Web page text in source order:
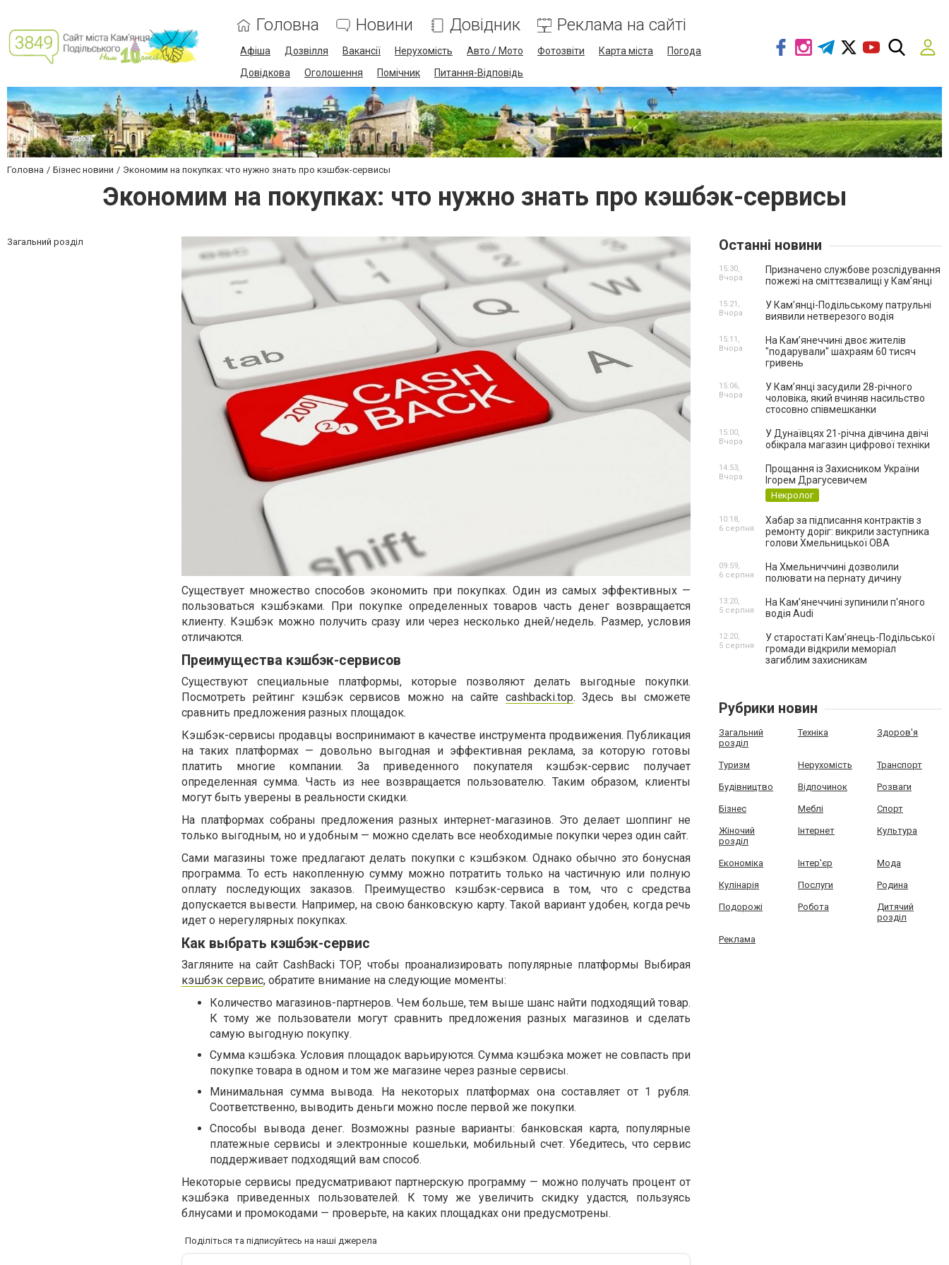
Головна Новини Довідник Реклама на сайті
Афіша Дозвілля Вакансії Нерухомість Авто / Мото Фотозвіти Карта міста
Погода
Довідкова
Оголошення Помічник Питання-Відповідь
Головна Бізнес новини Экономим на покупках: что нужно знать про кэшбэк-сервисы
Экономим на покупках: что нужно знать про кэшбэк-сервисы
Загальний розділ
Существует множество способов экономить при покупках. Один из самых эффективных —
пользоваться кэшбэками. При покупке определенных товаров часть денег возвращается
клиенту. Кэшбэк можно получить сразу или через несколько дней/недель. Размер, условия
отличаются.
Преимущества кэшбэк-сервисов
Существуют специальные платформы, которые позволяют делать выгодные покупки.
Посмотреть рейтинг кэшбэк сервисов можно на сайте cashbacki.top. Здесь вы сможете
сравнить предложения разных площадок.
Кэшбэк-сервисы продавцы воспринимают в качестве инструмента продвижения. Публикация
на таких платформах — довольно выгодная и эффективная реклама, за которую готовы
платить многие компании. За приведенного покупателя кэшбэк-сервис получает
определенная сумма. Часть из нее возвращается пользователю. Таким образом, клиенты
могут быть уверены в реальности скидки.
На платформах собраны предложения разных интернет-магазинов. Это делает шоппинг не
только выгодным, но и удобным — можно сделать все необходимые покупки через один сайт.
Сами магазины тоже предлагают делать покупки с кэшбэком. Однако обычно это бонусная
программа. То есть накопленную сумму можно потратить только на частичную или полную
оплату последующих заказов. Преимущество кэшбэк-сервиса в том, что с средства
допускается вывести. Например, на свою банковскую карту. Такой вариант удобен, когда речь
идет о нерегулярных покупках.
Как выбрать кэшбэк-сервис
Загляните на сайт CashBacki TOP, чтобы проанализировать популярные платформы Выбирая
кэшбэк сервис, обратите внимание на следующие моменты:
Количество магазинов-партнеров. Чем больше, тем выше шанс найти подходящий товар.
К тому же пользователи могут сравнить предложения разных магазинов и сделать
самую выгодную покупку.
Сумма кэшбэка. Условия площадок варьируются. Сумма кэшбэка может не совпасть при
покупке товара в одном и том же магазине через разные сервисы.
Минимальная сумма вывода. На некоторых платформах она составляет от 1 рубля.
Соответственно, выводить деньги можно после первой же покупки.
Способы вывода денег. Возможны разные варианты: банковская карта, популярные
платежные сервисы и электронные кошельки, мобильный счет. Убедитесь, что сервис
поддерживает подходящий вам способ.
Некоторые сервисы предусматривают партнерскую программу — можно получать процент от
кэшбэка приведенных пользователей. К тому же увеличить скидку удастся, пользуясь
блнусами и промокодами — проверьте, на каких площадках они предусмотрены.
Поділіться та підписуйтесь на наші джерела
Останні новини
Призначено службове розслідування
пожежі на сміттєзвалищі у Кам’янці
15:30,
Вчора
У Кам’янці-Подільському патрульні
виявили нетверезого водія
15:21,
Вчора
На Камʼянеччині двоє жителів
"подарували" шахраям 60 тисяч
гривень
15:11,
Вчора
У Камʼянці засудили 28-річного
чоловіка, який вчиняв насильство
стосовно співмешканки
15:06,
Вчора
У Дунаївцях 21-річна дівчина двічі
обікрала магазин цифрової техніки
15:00,
Вчора
Прощання із Захисником України
Ігорем Драгусевичем
Некролог
14:53,
Вчора
Хабар за підписання контрактів з
ремонту доріг: викрили заступника
голови Хмельницької ОВА
10:18,
6 серпня
На Хмельниччині дозволили
полювати на пернату дичину
09:59,
6 серпня
На Камʼянеччині зупинили п'яного
водія Audi
13:20,
5 серпня
У старостаті Кам’янець-Подільської
громади відкрили меморіал
загиблим захисникам
12:20,
5 серпня
Рубрики новин
Загальний
розділ
Техніка Здоров'я
Туризм Нерухомість Транспорт
Будівництво Відпочинок Розваги
Бізнес Меблі Спорт
Жіночий
розділ
Інтернет Культура
Економіка Інтер'єр Мода
Кулінарія Послуги Родина
Подорожі Робота
Дитячий
розділ
Реклама